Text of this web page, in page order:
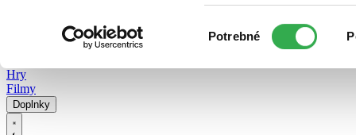
súhlasu
Potrebné
Hry
Filmy
Doplnky